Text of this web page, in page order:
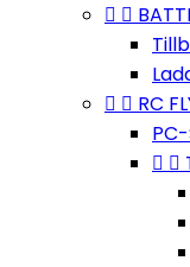
 
  RC
 